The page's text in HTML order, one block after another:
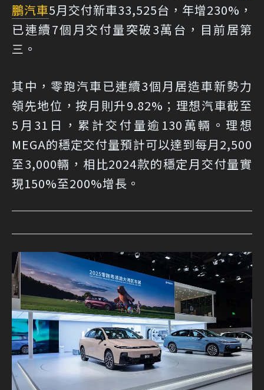
鵬汽車5月交付新車33,525台，年增230%，
已連續7個月交付量突破3萬台，目前居第
三。
其中，零跑汽車已連續3個月居造車新勢力
領先地位，按月則升9.82%；理想汽車截至
5月31日，累計交付量逾130萬輛。理想
MEGA的穩定交付量預計可以達到每月2,500
至3,000輛，相比2024款的穩定月交付量實
現150%至200%增長。